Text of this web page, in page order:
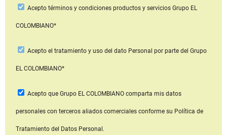
Aceptotérminos y condiciones productos y serviciosGrupo EL
COLOMBIANO*
Acepto el tratamiento y uso del dato Personal por parte del Grupo
EL COLOMBIANO*
Acepto que Grupo EL COLOMBIANOcomparta mis datos
personales con terceros aliados comerciales conforme su Política de
Tratamiento del Datos Personal.